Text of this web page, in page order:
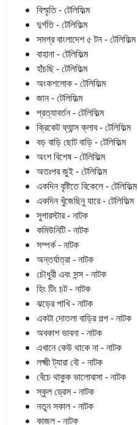
বিস্মৃতি - টেলিফিল্ম
দুর্গতি - টেলিফিল্ম
সমগ্র বাংলাদেশ ৫ টন - টেলিফিল্ম
বাহানা - টেলিফিল্ম
হাঁচছি - টেলিফিল্ম
অংকশলোক - টেলিফিল্ম
জান - টেলিফিল্ম
প্রত্যাবর্তন - টেলিফিল্ম
ক্রিকেট ফ্যান্স ক্লাব - টেলিফিল্ম
বড় বাড়ি ছোট বাড়ি - টেলিফিল্ম
অংশ বিশেষ - টেলিফিল্ম
অতঃপর জুই - টেলিফিল্ম
একদিন বৃষ্টিতে বিকেলে - টেলিফিল্ম
একদিন খুঁজেছিনু যারে - টেলিফিল্ম
সুপারস্টার - নাটক
কমিউনিটি - নাটক
সম্পর্ক - নাটক
অন্তর্যাত্রা - নাটক
চৌধুরী এবং সন্স - নাটক
হিং টিং চট - নাটক
ঝড়ের পাখি - নাটক
একটা দোতলা বাড়ির গল্প - নাটক
অবকাশ ভাবনা - নাটক
এখানে কেউ থাকে না - নাটক
লক্ষ্মী ট্যারা বৌ - নাটক
বেঁচে থাকুক ভালোবাসা - নাটক
স্কুল ড্রেস - নাটক
নতুন সকাল - নাটক
কাজল - নাটক